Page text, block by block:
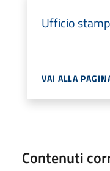
Ufficio
VAI ALLA
Contenuti